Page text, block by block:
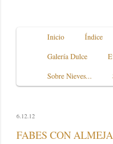
Inicio Índice
Galería Dulce
Sobre Nieves...
6.12.12
FABES CON